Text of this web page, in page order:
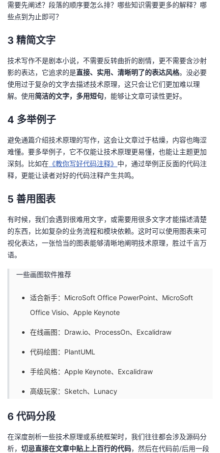
需要先阐述？段落的顺序要怎么排？哪些知识需要更多的解释？哪
些点到为止即可？
3 精简文字
技术写作不是剧本小说，不需要反转曲折的剧情，更不需要含沙射
影的表达，它追求的是直接、实用、清晰明了的表达风格。没必要
使用过于复杂的文字去描述技术原理，这只会让它们更加难以理
解。使用简洁的文字，多用短句，能够让文章可读性更好。
4 多举例子
避免通篇介绍技术原理的写作，这会让文章过于枯燥，内容也晦涩
难懂。要多举例子，它不仅能让技术原理更易懂，也能让主题更加
深刻。比如在 《教你写好代码注释》 中，通过举例正反面的代码注
释，更能让读者对好的代码注释产生共鸣。
5 善用图表
有时候，我们会遇到很难用文字，或需要用很多文字才能描述清楚
的东西，比如复杂的业务流程和模块依赖。这时可以使用图表来可
视化表达，一张恰当的图表能够清晰地阐明技术原理，胜过千言万
语。
一些画图软件推荐
适合新手：MicroSoft Office PowerPoint、MicroSoft
Office Visio、Apple Keynote
在线画图： Draw.io、ProcessOn、Excalidraw
代码绘图：PlantUML
手绘风格：Apple Keynote、Excalidraw
高级玩家：Sketch、Lunacy
6 代码分段
在深度剖析一些技术原理或系统框架时，我们往往都会涉及源码分
析， 切忌直接在文章中贴上上百行的代码，然后在代码前/后用一段